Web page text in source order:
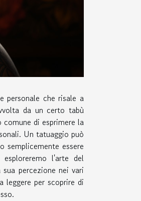
personale che risale a
da un certo tabù
di esprimere la
Un tatuaggio può
semplicemente essere
l'arte del
percezione nei vari
leggere per scoprire di